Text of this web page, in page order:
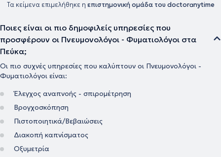
Τα κείμενα επιμελήθηκε η επιστημονική ομάδα του doctoranytime
Ποιες είναι οι πιο δημοφιλείς υπηρεσίες που
προσφέρουν οι Πνευμονολόγοι - Φυματιολόγοι στα
Πεύκα;
Οι πιο συχνές υπηρεσίες που καλύπτουν οι Πνευμονολόγοι -
Φυματιολόγοι είναι:
Έλεγχος αναπνοής - σπιρομέτρηση
Βρογχοσκόπηση
Πιστοποιητικά/Βεβαιώσεις
Διακοπή καπνίσματος
Οξυμετρία